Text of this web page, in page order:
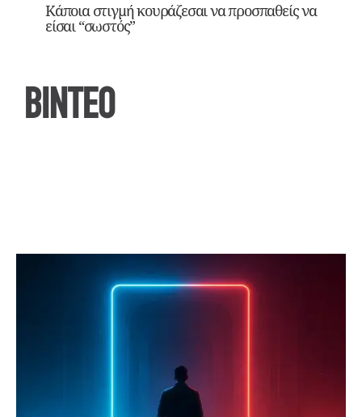
Κάποια στιγμή κουράζεσαι να προσπαθείς να
είσαι “σωστός”
ΒΙΝΤΕΟ